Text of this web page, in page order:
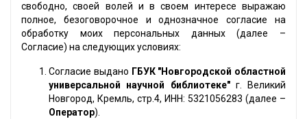
свободно, своей волей и в своем интересе выражаю
полное, безоговорочное и однозначное согласие на
обработку моих персональных данных (далее –
Согласие) на следующих условиях:
Согласие выдано ГБУК "Новгородской областной
универсальной научной библиотеке" г. Великий
Новгород, Кремль, стр.4, ИНН: 5321056283 (далее –
Оператор).